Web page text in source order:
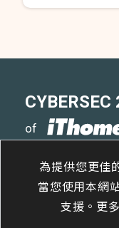
為提供您更佳
當您使用本網
支援。更
of